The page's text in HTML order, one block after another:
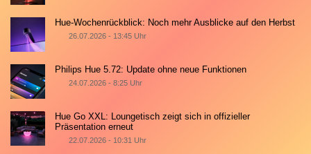
Hue-Wochenrückblick: Noch mehr Ausblicke auf den Herbst
26.07.2026 - 13:45 Uhr
Philips Hue 5.72: Update ohne neue Funktionen
24.07.2026 - 8:25 Uhr
Hue Go XXL: Loungetisch zeigt sich in offizieller
Präsentation erneut
22.07.2026 - 10:31 Uhr